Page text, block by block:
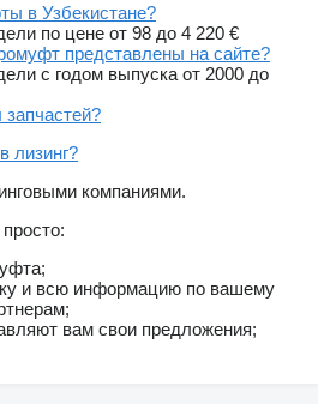
в Узбекистане?
по цене от 98 до 4 220 €
представлены на сайте?
с годом выпуска от 2000 до
лизинг?
компаниями.
и всю информацию по вашему
вам свои предложения;